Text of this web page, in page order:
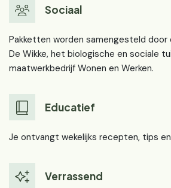
Sociaal
Pakketten worden samengesteld door
De Wikke, het biologische en sociale
maatwerkbedrijf Wonen en Werken.
Educatief
Je ontvangt wekelijks recepten, tips
Verrassend